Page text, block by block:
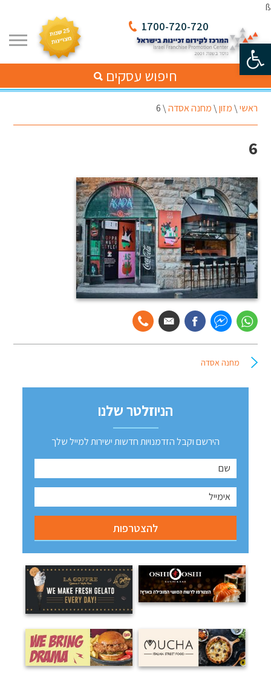
פתח סרגל נגישות
ß
1700-720-720
חיפוש עסקים
ראשי\מזון\מחנה אסדה\
6
6
מחנה אסדה
הניוזלטר שלנו
הירשם וקבל הזדמנויות חדשות ישירות למייל שלך